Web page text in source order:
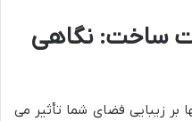
ساخت: نگاهی
بر زیبایی فضای شما تأثیر می